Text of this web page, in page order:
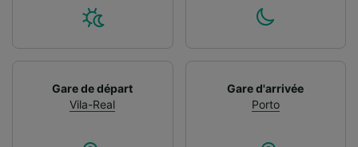
Gare de départ
Vila-Real
Gare d'arrivée
Porto